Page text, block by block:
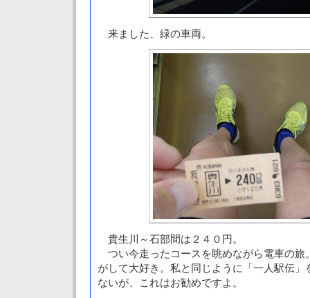
来ました、緑の車両。
貴生川～石部間は２４０円。
つい今走ったコースを眺めながら電車の旅
がして大好き。私と同じように「一人駅伝
ないが、これはお勧めですよ。